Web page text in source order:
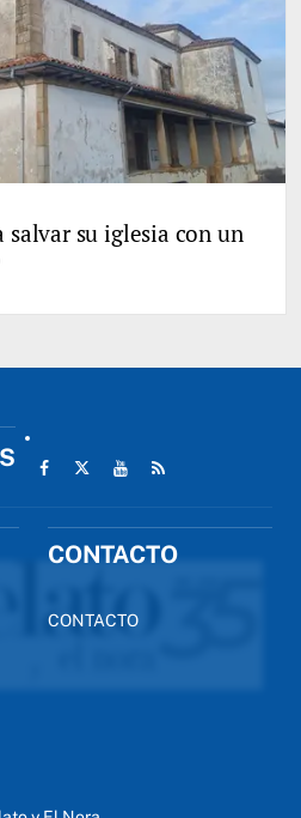
salvar su iglesia con un
CONTACTO
CONTACTO